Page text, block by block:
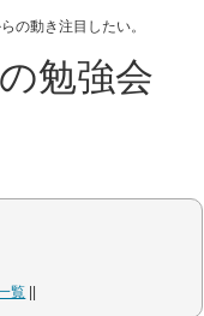
の動き注目したい。
勉強会
覧